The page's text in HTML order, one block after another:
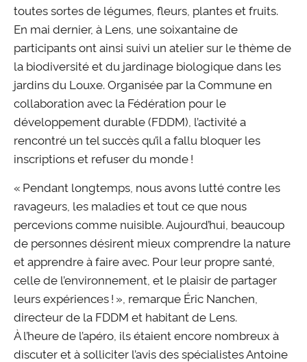
toutes sortes de légumes, fleurs, plantes et fruits.
En mai dernier, à Lens, une soixantaine de
participants ont ainsi suivi un atelier sur le thème de
la biodiversité et du jardinage biologique dans les
jardins du Louxe. Organisée par la Commune en
collaboration avec la Fédération pour le
développement durable (FDDM), l’activité a
rencontré un tel succès qu’il a fallu bloquer les
inscriptions et refuser du monde !
« Pendant longtemps, nous avons lutté contre les
ravageurs, les maladies et tout ce que nous
percevions comme nuisible. Aujourd’hui, beaucoup
de personnes désirent mieux comprendre la nature
et apprendre à faire avec. Pour leur propre santé,
celle de l’environnement, et le plaisir de partager
leurs expériences ! », remarque Éric Nanchen,
directeur de la FDDM et habitant de Lens.
À l’heure de l’apéro, ils étaient encore nombreux à
discuter et à solliciter l’avis des spécialistes Antoine